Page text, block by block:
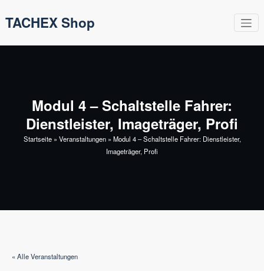
Inhalt
TACHEX Shop
Modul 4 – Schaltstelle Fahrer:
Dienstleister, Imageträger, Profi
Startseite» Veranstaltungen» Modul 4 – Schaltstelle Fahrer: Dienstleister,
Imageträger, Profi
« Alle Veranstaltungen